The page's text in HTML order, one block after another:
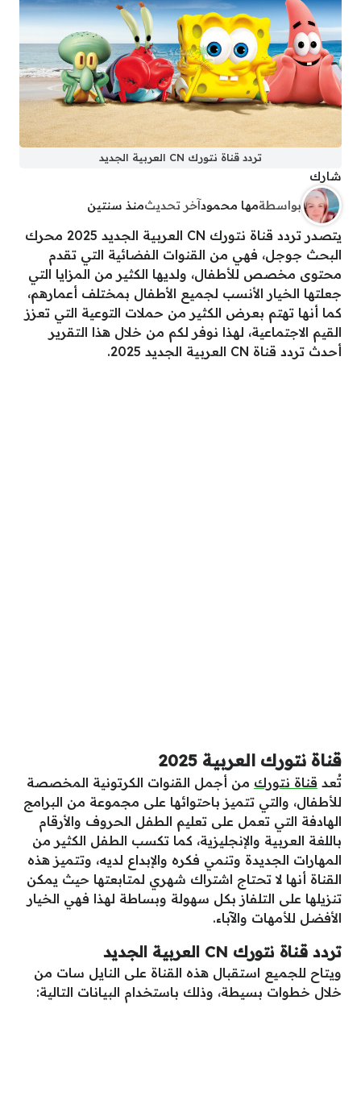
تردد قناة نتورك CN العربية الجديد
شارك
بواسطةمها محمودآخر تحديثمنذ سنتين
يتصدر تردد قناة نتورك CN العربية الجديد 2025 محرك
البحث جوجل، فهي من القنوات الفضائية التي تقدم
محتوى مخصص للأطفال، ولديها الكثير من المزايا التي
جعلتها الخيار الأنسب لجميع الأطفال بمختلف أعمارهم،
كما أنها تهتم بعرض الكثير من حملات التوعية التي تعزز
القيم الاجتماعية، لهذا نوفر لكم من خلال هذا التقرير
أحدث تردد قناة CN العربية الجديد 2025.
قناة نتورك العربية 2025
تُعد قناة نتورك من أجمل القنوات الكرتونية المخصصة
للأطفال، والتي تتميز باحتوائها على مجموعة من البرامج
الهادفة التي تعمل على تعليم الطفل الحروف والأرقام
باللغة العربية والإنجليزية، كما تكسب الطفل الكثير من
المهارات الجديدة وتنمي فكره والإبداع لديه، وتتميز هذه
القناة أنها لا تحتاج اشتراك شهري لمتابعتها حيث يمكن
تنزيلها على التلفاز بكل سهولة وبساطة لهذا فهي الخيار
الأفضل للأمهات والآباء.
تردد قناة نتورك CN العربية الجديد
ويتاح للجميع استقبال هذه القناة على النايل سات من
خلال خطوات بسيطة، وذلك باستخدام البيانات التالية: